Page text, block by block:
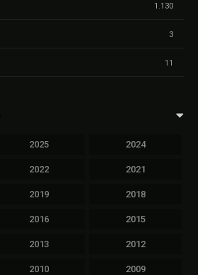
1.130
3
11
2025 2024
2022 2021
2019 2018
2016 2015
2013 2012
2010 2009